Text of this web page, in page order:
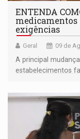
ENTENDA
medicamentos
exigências
Geral 09 de
A principal
estabelecimentos